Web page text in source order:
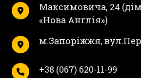
Максимовича, 24
«Нова Англія»)
м.Запоріжжя,
+38 (067) 620-11-99